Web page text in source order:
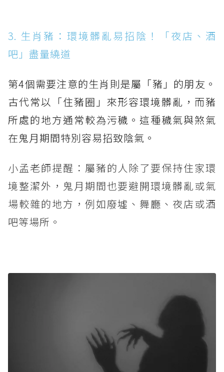
3. 生肖豬：環境髒亂易招陰！「夜店、酒
吧」盡量繞道
第4個需要注意的生肖則是屬「豬」的朋友。
古代常以「住豬圈」來形容環境髒亂，而豬
所處的地方通常較為污穢。這種穢氣與煞氣
在鬼月期間特別容易招致陰氣。
小孟老師提醒：屬豬的人除了要保持住家環
境整潔外，鬼月期間也要避開環境髒亂或氣
場較雜的地方，例如廢墟、舞廳、夜店或酒
吧等場所。